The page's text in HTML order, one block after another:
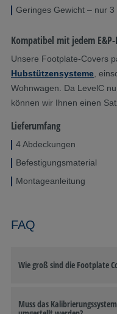
Geringes Gewicht – nur 3
Kompatibel mit jedem
Unsere Footplate-Covers
Hubstützensysteme ,
Wohnwagen. Da LevelC
können wir Ihnen einen
Lieferumfang
4 Abdeckungen
Befestigungsmaterial
Montageanleitung
FAQ
Wie groß sind die Footplate
Muss das